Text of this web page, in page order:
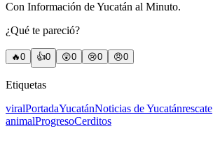
Con Información de Yucatán al Minuto.
¿Qué te pareció?
🔥0 👍0 😲0 😢0 😠0
Etiquetas
viralPortadaYucatánNoticias de Yucatánrescate
animalProgresoCerditos